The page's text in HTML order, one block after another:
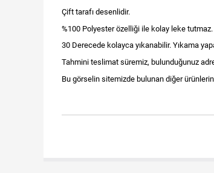
Çift tarafı desenlidir.
%100 Polyester özelliği ile kolay leke tutmaz.
30 Derecede kolayca yıkanabilir. Yıkama
Tahmini teslimat süremiz, bulunduğunuz
Bu görselin sitemizde bulunan diğer